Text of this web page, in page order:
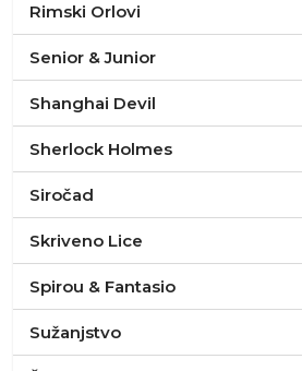
Rimski Orlovi
Senior & Junior
Shanghai Devil
Sherlock Holmes
Siročad
Skriveno Lice
Spirou & Fantasio
Sužanjstvo